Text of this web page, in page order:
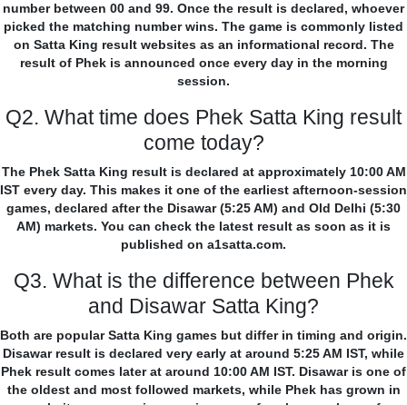
number between 00 and 99. Once the result is declared, whoever
picked the matching number wins. The game is commonly listed
on Satta King result websites as an informational record. The
result of Phek is announced once every day in the morning
session.
Q2. What time does Phek Satta King result
come today?
The Phek Satta King result is declared at approximately 10:00 AM
IST every day. This makes it one of the earliest afternoon-session
games, declared after the Disawar (5:25 AM) and Old Delhi (5:30
AM) markets. You can check the latest result as soon as it is
published on a1satta.com.
Q3. What is the difference between Phek
and Disawar Satta King?
Both are popular Satta King games but differ in timing and origin.
Disawar result is declared very early at around 5:25 AM IST, while
Phek result comes later at around 10:00 AM IST. Disawar is one of
the oldest and most followed markets, while Phek has grown in